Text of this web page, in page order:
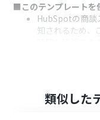
■このテンプレートを
HubSpotの商談
知されるため、
■フローボットの流れ
類似した